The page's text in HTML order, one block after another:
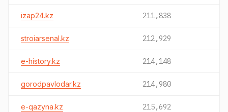
izap24.kz 211,838
stroiarsenal.kz 212,929
e-history.kz 214,148
gorodpavlodar.kz 214,980
e-qazyna.kz 215,692